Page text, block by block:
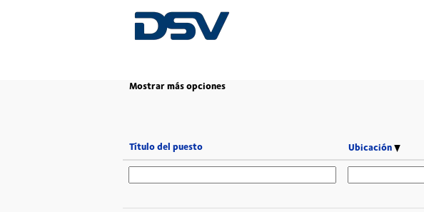
Inicio |en DSV(página
actual)
Mostrar más opciones
Título del puesto Ubicación